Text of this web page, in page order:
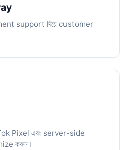
support দিয়ে customer
Pixel এবং server-side
করুন।